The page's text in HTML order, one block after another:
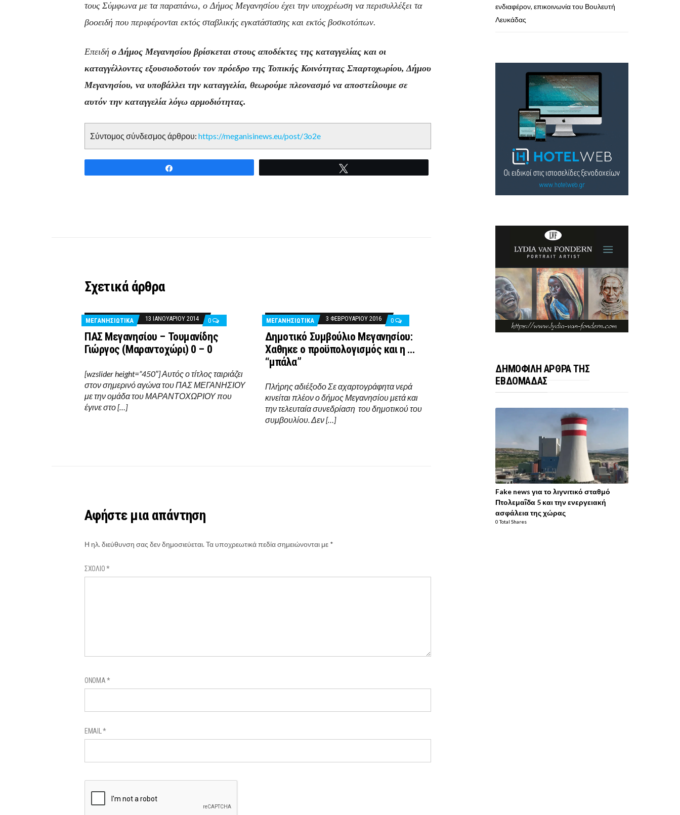
τους Σύμφωνα με τα παραπάνω, ο Δήμος Μεγανησίου έχει την υποχρέωση να περισυλλέξει τα
βοοειδή που περιφέρονται εκτός σταβλικής εγκατάστασης και εκτός βοσκοτόπων.
Επειδή ο Δήμος Μεγανησίου βρίσκεται στους αποδέκτες της καταγγελίας και οι
καταγγέλλοντες εξουσιοδοτούν τον πρόεδρο της Τοπικής Κοινότητας Σπαρτοχωρίου, Δήμου
Μεγανησίου, να υποβάλλει την καταγγελία, θεωρούμε πλεονασμό να αποστείλουμε σε
αυτόν την καταγγελία λόγω αρμοδιότητας.
Σύντομος σύνδεσμος άρθρου: https://meganisinews.eu/post/3o2e
Σχετικά άρθρα
ΜΕΓΑΝΗΣΙΩΤΙΚΑ 13 ΙΑΝΟΥΑΡΊΟΥ 2014 0
ΠΑΣ Μεγανησίου – Τουμανίδης
Γιώργος (Μαραντοχώρι) 0 – 0
[wzslider height=”450″] Αυτός ο τίτλος ταιριάζει
στον σημερινό αγώνα του ΠΑΣ ΜΕΓΑΝΗΣΙΟΥ
με την ομάδα του ΜΑΡΑΝΤΟΧΩΡΙΟΥ που
έγινε στο […]
ΜΕΓΑΝΗΣΙΩΤΙΚΑ 3 ΦΕΒΡΟΥΑΡΊΟΥ 2016 0
Δημοτικό Συμβούλιο Μεγανησίου:
Χαθηκε ο προϋπολογισμός και η …
“μπάλα”
Πλήρης αδιέξοδο Σε αχαρτογράφητα νερά
κινείται πλέον ο δήμος Μεγανησίου μετά και
την τελευταία συνεδρίαση του δημοτικού του
συμβουλίου. Δεν […]
Αφήστε μια απάντηση
Η ηλ. διεύθυνση σας δεν δημοσιεύεται.Τα υποχρεωτικά πεδία σημειώνονται με *
ΣΧΌΛΙΟ*
ΌΝΟΜΑ*
EMAIL*
ενδιαφέρον, επικοινωνία του Βουλευτή
Λευκάδας
ΔΗΜΟΦΙΛΗ ΑΡΘΡΑ ΤΗΣ
ΕΒΔΟΜΑΔΑΣ
Fake news για το λιγνιτικό σταθμό
Πτολεμαΐδα 5 και την ενεργειακή
ασφάλεια της χώρας
0 Total Shares